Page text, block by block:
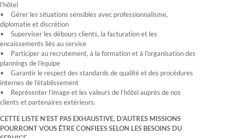
l’hôtel
Gérer les situations sensibles avec professionnalisme,
diplomatie et discrétion
Superviser les débours clients, la facturation et les
encaissements liés au service
Participer au recrutement, à la formation et à l’organisation des
plannings de l’équipe
Garantir le respect des standards de qualité et des procédures
internes de l’établissement
Représenter l’image et les valeurs de l’hôtel auprès de nos
clients et partenaires extérieurs.
CETTE LISTE N’EST PAS EXHAUSTIVE, D’AUTRES MISSIONS
POURRONT VOUS ÊTRE CONFIEES SELON LES BESOINS DU